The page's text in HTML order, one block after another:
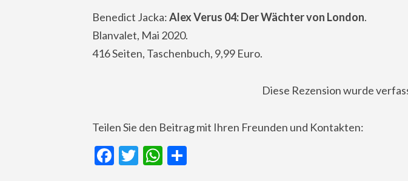
Benedict Jacka:Alex Verus 04: Der Wächter von London.
Blanvalet, Mai 2020.
416 Seiten, Taschenbuch, 9,99 Euro.
Diese Rezension wurde
Teilen Sie den Beitrag mit Ihren Freunden und Kontakten:
Facebook
TwitterWhatsApp